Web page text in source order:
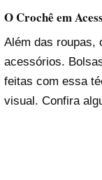
O Crochê em
Além das roupas,
acessórios.
feitas com essa
visual. Confira